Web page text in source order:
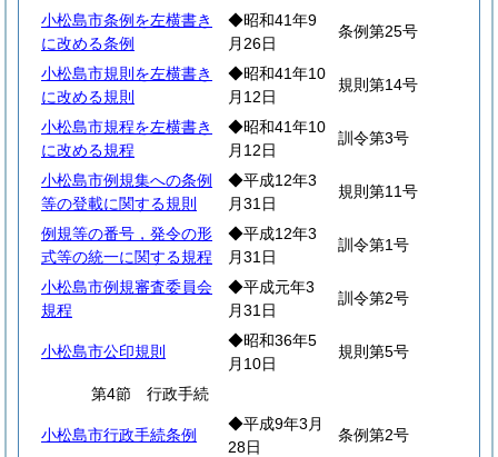
小松島市条例を左横書き
に改める条例
◆昭和41年9
月26日
条例第25号
小松島市規則を左横書き
に改める規則
◆昭和41年10
月12日
規則第14号
小松島市規程を左横書き
に改める規程
◆昭和41年10
月12日
訓令第3号
小松島市例規集への条例
等の登載に関する規則
◆平成12年3
月31日
規則第11号
例規等の番号，発令の形
式等の統一に関する規程
◆平成12年3
月31日
訓令第1号
小松島市例規審査委員会
規程
◆平成元年3
月31日
訓令第2号
小松島市公印規則
◆昭和36年5
月10日
規則第5号
第4節 行政手続
小松島市行政手続条例
◆平成9年3月
28日
条例第2号